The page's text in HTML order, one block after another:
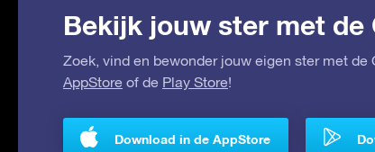
Bekijk jouw ster met de
Zoek, vind en bewonder jouw eigen ster met de
AppStore of de Play Store!
Download in de AppStore